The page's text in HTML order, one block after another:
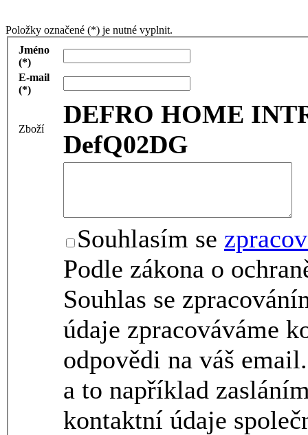
Položky označené (*) je nutné vyplnit.
Jméno
(*)
E-mail
(*)
Zboží
DEFRO HOME
DefQ02DG
Souhlasím se
Podle zákona o
Souhlas se
údaje zpracováváme
odpovědi na váš
a to například
kontaktní údaje